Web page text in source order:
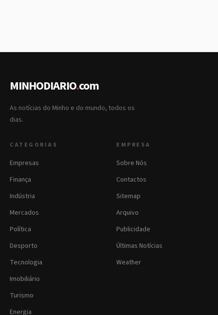
MINHODIARIO.com
As notícias do Minho e do mundo, todos os
dias.
CATEGORIAS
Empresas
Finança
Indústria
Mercados
Política
Desporto
Tecnologia
Imobiliário
Turismo
Energia
EMPRESA
Sobre Nós
Contactos
Sitemap
Arquivo
Publicidade
Últimas Notícias
Weather